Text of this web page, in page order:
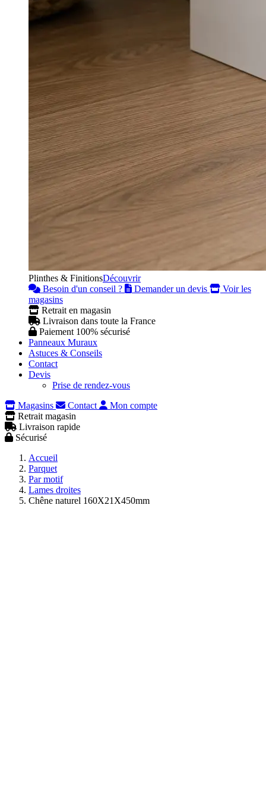
Plinthes & FinitionsDécouvrir
Besoin d'un conseil ?
Demander un devis
Voir les
magasins
Retrait en magasin
Livraison dans toute la France
Paiement 100% sécurisé
Panneaux Muraux
Astuces & Conseils
Contact
Devis
Prise de rendez-vous
Magasins
Contact
Mon compte
Retrait magasin
Livraison rapide
Sécurisé
Accueil
Parquet
Par motif
Lames droites
Chêne naturel 160X21X450mm